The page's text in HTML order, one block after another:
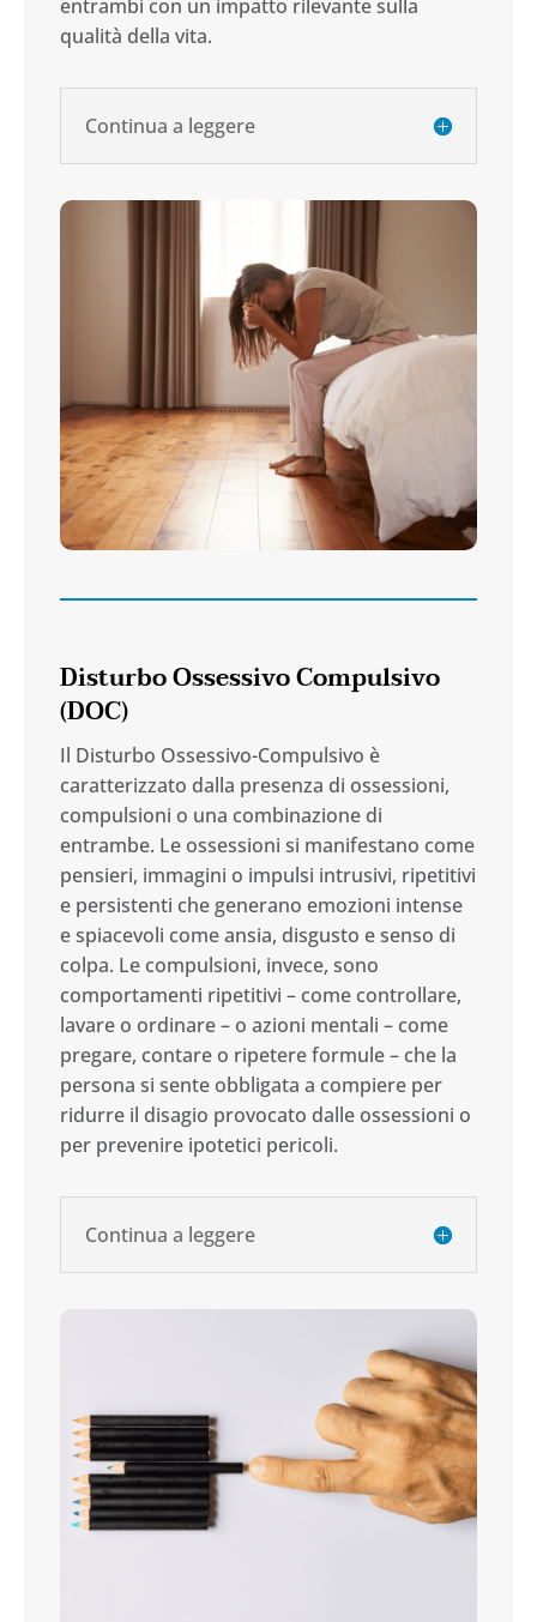
entrambi con un impatto rilevante sulla
qualità della vita.
Continua a leggere
Disturbo Ossessivo Compulsivo
(DOC)
Il Disturbo Ossessivo-Compulsivo è
caratterizzato dalla presenza di ossessioni,
compulsioni o una combinazione di
entrambe. Le ossessioni si manifestano come
pensieri, immagini o impulsi intrusivi, ripetitivi
e persistenti che generano emozioni intense
e spiacevoli come ansia, disgusto e senso di
colpa. Le compulsioni, invece, sono
comportamenti ripetitivi – come controllare,
lavare o ordinare – o azioni mentali – come
pregare, contare o ripetere formule – che la
persona si sente obbligata a compiere per
ridurre il disagio provocato dalle ossessioni o
per prevenire ipotetici pericoli.
Continua a leggere